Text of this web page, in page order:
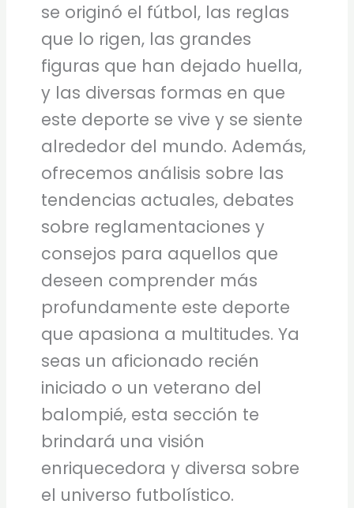
se originó el fútbol, las reglas
que lo rigen, las grandes
figuras que han dejado huella,
y las diversas formas en que
este deporte se vive y se siente
alrededor del mundo. Además,
ofrecemos análisis sobre las
tendencias actuales, debates
sobre reglamentaciones y
consejos para aquellos que
deseen comprender más
profundamente este deporte
que apasiona a multitudes. Ya
seas un aficionado recién
iniciado o un veterano del
balompié, esta sección te
brindará una visión
enriquecedora y diversa sobre
el universo futbolístico.